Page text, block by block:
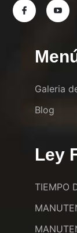
Galeria
Blog
Ley
TIEMPO